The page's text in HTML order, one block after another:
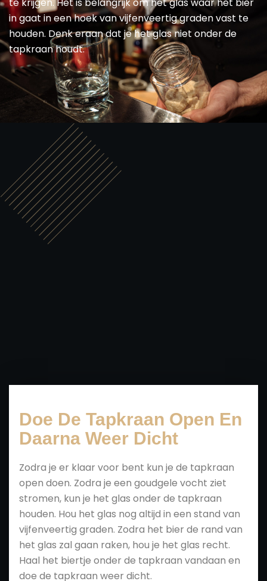
te krijgen. Het is belangrijk om het glas waar het bier
in gaat in een hoek van vijfenveertig graden vast te
houden. Denk eraan dat je het glas niet onder de
tapkraan houdt.
Doe De Tapkraan Open En
Daarna Weer Dicht
Zodra je er klaar voor bent kun je de tapkraan
open doen. Zodra je een goudgele vocht ziet
stromen, kun je het glas onder de tapkraan
houden. Hou het glas nog altijd in een stand van
vijfenveertig graden. Zodra het bier de rand van
het glas zal gaan raken, hou je het glas recht.
Haal het biertje onder de tapkraan vandaan en
doe de tapkraan weer dicht.